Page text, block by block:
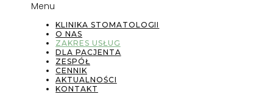
Menu
KLINIKA STOMATOLOGII
O NAS
ZAKRES USŁUG
DLA PACJENTA
ZESPÓŁ
CENNIK
AKTUALNOŚCI
KONTAKT